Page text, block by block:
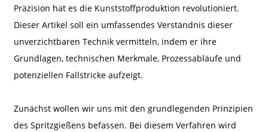
Präzision hat es die Kunststoffproduktion revolutioniert.
Dieser Artikel soll ein umfassendes Verständnis dieser
unverzichtbaren Technik vermitteln, indem er ihre
Grundlagen, technischen Merkmale, Prozessabläufe und
potenziellen Fallstricke aufzeigt.
Zunächst wollen wir uns mit den grundlegenden Prinzipien
des Spritzgießens befassen. Bei diesem Verfahren wird